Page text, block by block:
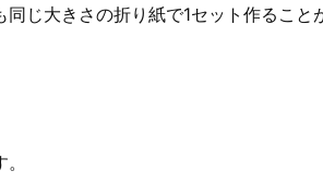
じ大きさの折り紙で1セット作ること